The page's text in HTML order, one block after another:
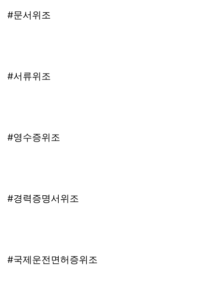
#문서위조
#서류위조
#영수증위조
#경력증명서위조
#국제운전면허증위조